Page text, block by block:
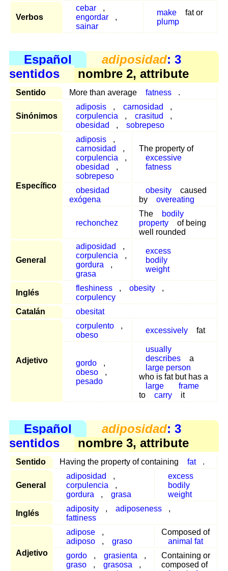
Verbos
cebar
,
engordar
,
sainar
make
fat or
plump
Español adiposidad: 3
sentidos
nombre 2, attribute
Sentido More than average fatness .
Sinónimos
adiposis , carnosidad
,
corpulencia
, crasitud
,
obesidad
, sobrepeso
Específico
adiposis
,
carnosidad
,
corpulencia
,
obesidad
,
sobrepeso
The property of
excessive
fatness
obesidad
exógena
obesity
caused
by
overeating
rechonchez
The
bodily
property
of being
well rounded
General
adiposidad
,
corpulencia
,
gordura
,
grasa
excess
bodily
weight
Inglés
fleshiness , obesity
,
corpulency
Catalán
obesitat
Adjetivo
corpulento
,
obeso
excessively fat
gordo
,
obeso
,
pesado
usually
describes
a
large person
who is fat but has a
large
frame
to
carry it
Español adiposidad: 3
sentidos
nombre 3, attribute
Sentido Having the property of containing fat .
General
adiposidad
,
corpulencia
,
gordura
, grasa
excess
bodily
weight
Inglés
adiposity , adiposeness
,
fattiness
Adjetivo
adipose
,
adiposo
, graso
Composed of
animal fat
gordo
, grasienta
,
graso
, grasosa
,
Containing or
composed of